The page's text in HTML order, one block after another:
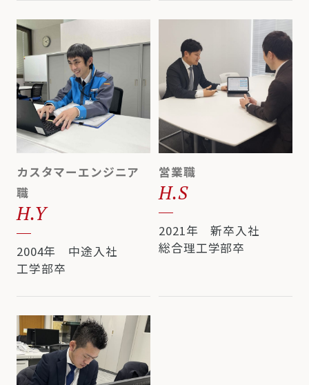
カスタマーエンジニア
職
H.Y
2004年 中途入社
工学部卒
営業職
H.S
2021年 新卒入社
総合理工学部卒